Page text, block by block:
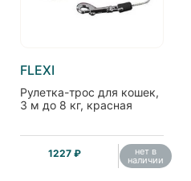
FLEXI
Рулетка-трос для кошек,
3 м до 8 кг, красная
1227 ₽ нет в
наличии